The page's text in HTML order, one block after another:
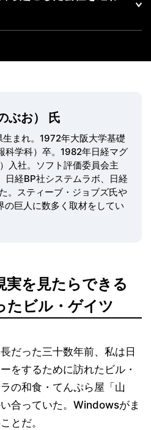
ぶお） 氏
まれ。1972年大阪大学基礎
科学科）卒。1982年日経マグ
入社。ソフト評価委員会主
日経BP社システムラボ、日経
。スティーブ・ジョブズ氏や
の巨人に数多く取材をしてい
実を見たらできる
たビル・ゲイツ
だった三十数年前、私は日
をするために訪れたビル・
の和食・てんぷら屋「山
合っていた。Windowsがま
とだ。